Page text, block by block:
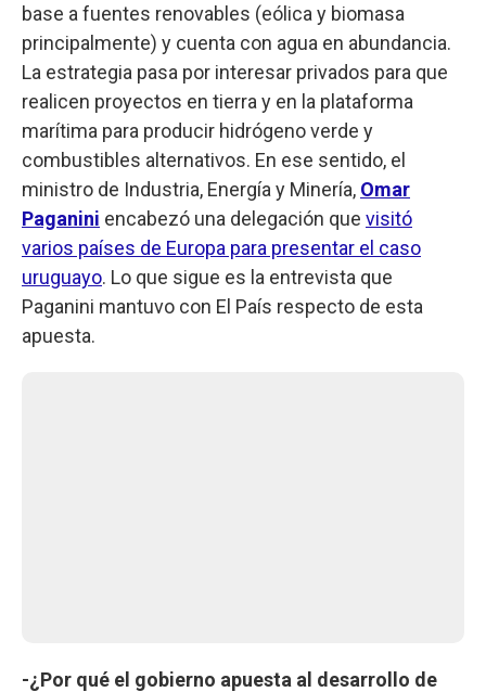
base a fuentes renovables (eólica y biomasa
principalmente) y cuenta con agua en abundancia.
La estrategia pasa por interesar privados para que
realicen proyectos en tierra y en la plataforma
marítima para producir hidrógeno verde y
combustibles alternativos. En ese sentido, el
ministro de Industria, Energía y Minería, Omar
Paganini encabezó una delegación que visitó
varios países de Europa para presentar el caso
uruguayo. Lo que sigue es la entrevista que
Paganini mantuvo con El País respecto de esta
apuesta.
-¿Por qué el gobierno apuesta al desarrollo de